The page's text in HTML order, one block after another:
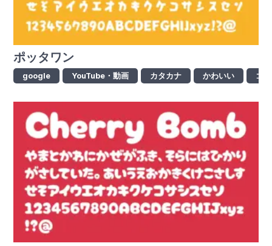
ポッタワン
google YouTube・動画 カタカナ かわいい ゴ